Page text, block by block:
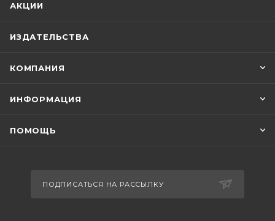
АКЦИИ
ИЗДАТЕЛЬСТВА
КОМПАНИЯ
ИНФОРМАЦИЯ
ПОМОЩЬ
ПОДПИСАТЬСЯ НА РАССЫЛКУ